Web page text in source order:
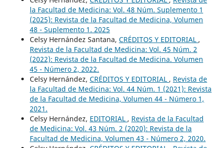
la Facultad de Medicina: Vol. 48 Núm. Suplemento 1
(2025): Revista de la Facultad de Medicina, Volumen
48 - Suplemento 1. 2025
Celsy Hernández Santana, CRÉDITOS Y EDITORIAL ,
Revista de la Facultad de Medicina: Vol. 45 Núm. 2
(2022): Revista de la Facultad de Medicina. Volumen
45 - Número 2, 2022.
Celsy Hernández, CRÉDITOS Y EDITORIAL , Revista de
la Facultad de Medicina: Vol. 44 Núm. 1 (2021): Revista
de la Facultad de Medicina, Volumen 44 - Número 1,
2021.
Celsy Hernández, EDITORIAL , Revista de la Facultad
de Medicina: Vol. 43 Núm. 2 (2020): Revista de la
Facultad de Medicina, Volumen 43 - Número 2, 2020.